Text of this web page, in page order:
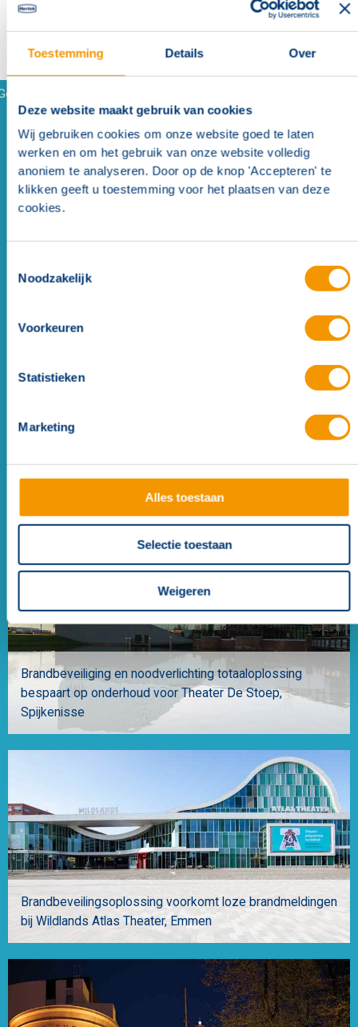
Toestemming Details Over
Deze website maakt gebruik van cookies
Wij gebruiken cookies om onze website goed te laten
werken en om het gebruik van onze website volledig
anoniem te analyseren. Door op de knop 'Accepteren' te
klikken geeft u toestemming voor het plaatsen van deze
cookies.
Noodzakelijk
Voorkeuren
Statistieken
Marketing
Alles toestaan
Selectie toestaan
Weigeren
referenties
en bijzonder constructie Poppodium Gebouw-T
Bergen
Energiezuinige en dimbare lednoodverlichting bespaart
op beheer en onderhoud Leidse Schouwburg
Brandbeveiliging en noodverlichting totaaloplossing
bespaart op onderhoud voor Theater De Stoep
Spijkenisse
Brandbeveilingsoplossing voorkomt loze brandmeldingen
bij Wildlands Atlas Theater Emmen